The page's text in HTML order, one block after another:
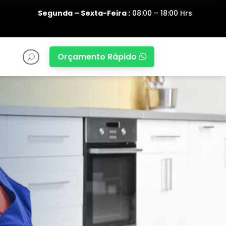
Segunda – Sexta-Feira :08:00 – 18:00 Hrs
U Orçamento Rápido 